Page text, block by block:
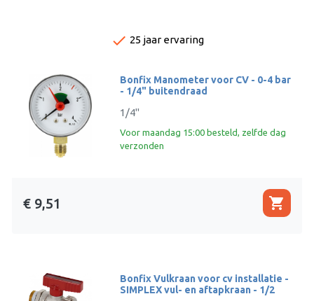
done 25 jaar ervaring
Bonfix Manometer voor CV - 0-4 bar
- 1/4" buitendraad
1/4''
Voor maandag 15:00 besteld, zelfde dag
verzonden
€ 9,51 shopping_cart
Bonfix Vulkraan voor cv installatie -
SIMPLEX vul- en aftapkraan - 1/2